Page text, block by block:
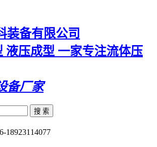
装备有限公司
一家专注流体压
备厂家
搜 索
18923114077